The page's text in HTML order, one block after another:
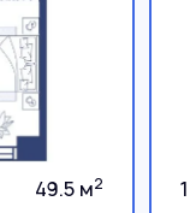
49.5 м2